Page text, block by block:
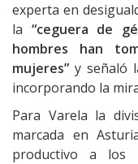
experta en
la “ceguera de
hombres han
mujeres” y señaló
incorporando la
Para Varela la
marcada en
productivo a los